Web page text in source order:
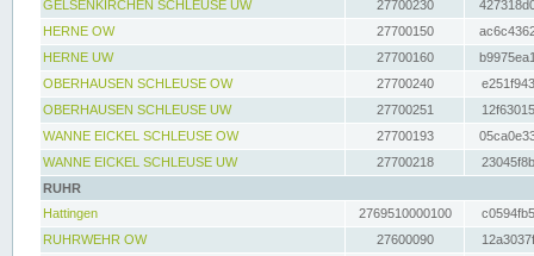
GELSENKIRCHEN SCHLEUSE UW
27700230
HERNE OW
27700150
HERNE UW
27700160
OBERHAUSEN SCHLEUSE OW
27700240
OBERHAUSEN SCHLEUSE UW
27700251
WANNE EICKEL SCHLEUSE OW
27700193
WANNE EICKEL SCHLEUSE UW
27700218
RUHR
Hattingen
2769510000100
RUHRWEHR OW
27600090